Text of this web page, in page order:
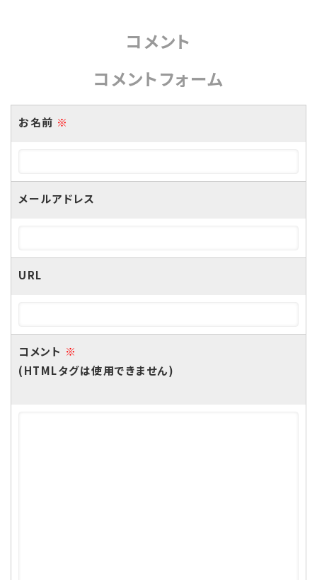
コメント
コメントフォーム
お名前 ※
メールアドレス
URL
コメント ※
(HTMLタグは使用できません)